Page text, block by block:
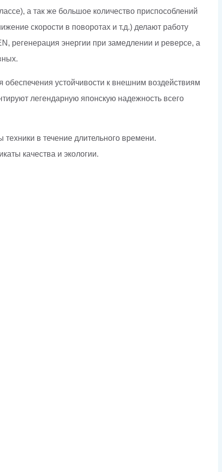
а так же большое количество приспособлений
скорости в поворотах и т.д.) делают работу
регенерация энергии при замедлении и реверсе, а
обеспечения устойчивости к внешним воздействиям
легендарную японскую надежность всего
в течение длительного времени.
качества и экологии.